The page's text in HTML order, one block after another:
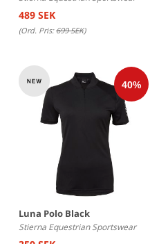
489 SEK
(Ord. Pris:699 SEK)
Luna Polo Black
Stierna Equestrian Sportswear